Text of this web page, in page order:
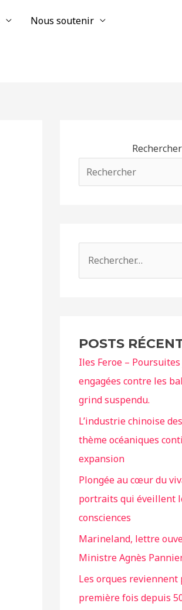
Nous soutenir
Rechercher
r
c
h
e
r
:
POSTS
Iles Feroe –
engagées contre les
grind suspendu.
L’industrie chinoise
thème océaniques
expansion
Plongée au cœur du
portraits qui éveillent
consciences
Marineland, lettre
Ministre Agnès
Les orques reviennent
première fois depuis